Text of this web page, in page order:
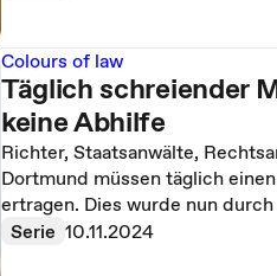
Colours of law
Täglich schreiender
keine Abhilfe
Richter, Staatsanwälte,
Dortmund müssen täglich
ertragen. Dies wurde nun
Serie 10.11.2024